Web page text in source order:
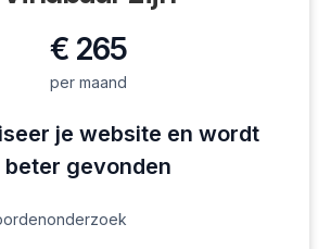
je website en wordt
beter gevonden
€ 265
per maand